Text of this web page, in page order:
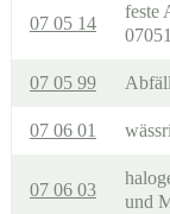
07 05 14
feste
07 05 99
07 06 01
07 06 03
und